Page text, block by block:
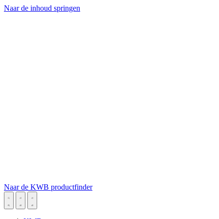
Naar de inhoud springen
Naar de KWB productfinder